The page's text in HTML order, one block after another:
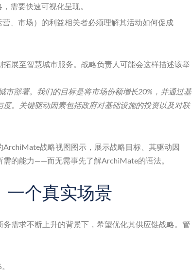
需要快速可视化呈现。
、市场）的利益相关者必须理解其活动如何促成
展至智慧城市服务。战略负责人可能会这样描述该举
市部署。我们的目标是将市场份额增长20%，并通过基
度。关键驱动因素包括政府对基础设施的投资以及对联
战略视图图示，展示战略目标、其驱动因
的能力——而无需事先了解ArchiMate的语法。
一个真实场景
需求不断上升的背景下，希望优化其供应链战略。管